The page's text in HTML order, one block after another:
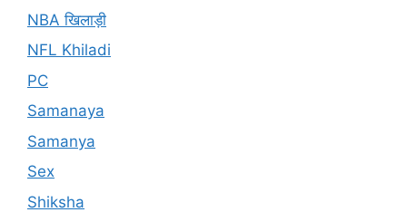
NBA खिलाड़ी
NFL Khiladi
PC
Samanaya
Samanya
Sex
Shiksha